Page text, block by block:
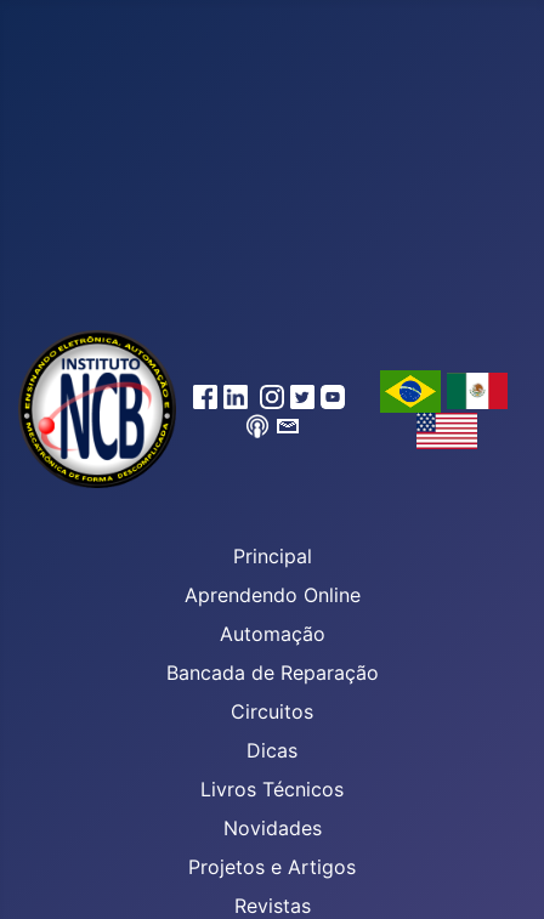
Principal
Aprendendo Online
Automação
Bancada de Reparação
Circuitos
Dicas
Livros Técnicos
Novidades
Projetos e Artigos
Revistas